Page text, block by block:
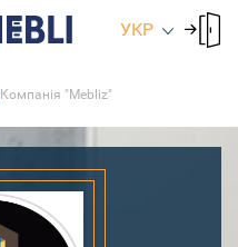
УКР
Компанія "Mebliz"